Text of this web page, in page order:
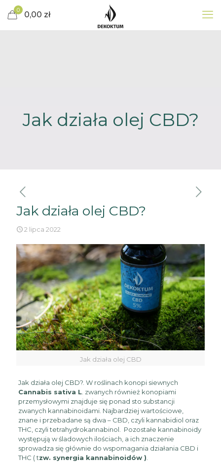
0 0,00 zł
Jak działa olej CBD?
Jak działa olej CBD?
2 lipca 2022
Jak działa olej CBD
Jak działa olej CBD?. W roślinach konopi siewnych
Cannabis sativa L. zwanych również konopiami
przemysłowymi znajduje się ponad sto substancji
zwanych kannabinoidami. Najbardziej wartościowe,
znane i przebadane są dwa – CBD, czyli kannabidiol oraz
THC, czyli tetrahydrokannabinol. Pozostałe kannabinoidy
występują w śladowych ilościach, a ich znaczenie
sprowadza się głównie do wspomagania działania CBD i
THC ( tzw. synergia kannabinoidów )